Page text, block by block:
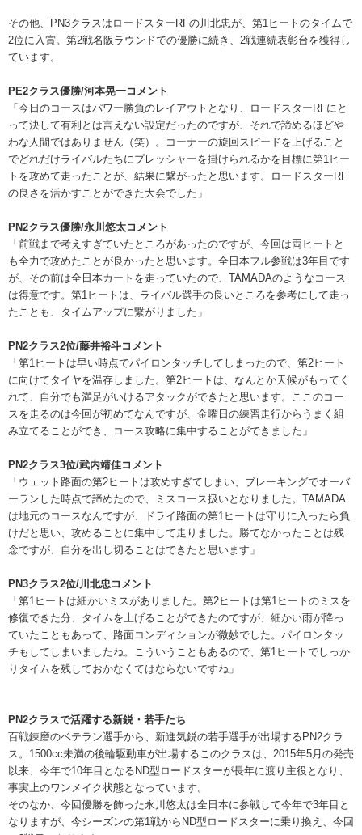
その他、PN3クラスはロードスターRFの川北忠が、第1ヒートのタイムで
2位に入賞。第2戦名阪ラウンドでの優勝に続き、2戦連続表彰台を獲得し
ています。
PE2クラス優勝/河本晃一コメント
「今日のコースはパワー勝負のレイアウトとなり、ロードスターRFにと
って決して有利とは言えない設定だったのですが、それで諦めるほどや
わな人間ではありません（笑）。コーナーの旋回スピードを上げること
でどれだけライバルたちにプレッシャーを掛けられるかを目標に第1ヒー
トを攻めて走ったことが、結果に繋がったと思います。ロードスターRF
の良さを活かすことができた大会でした」
PN2クラス優勝/永川悠太コメント
「前戦まで考えすぎていたところがあったのですが、今回は両ヒートと
も全力で攻めたことが良かったと思います。全日本フル参戦は3年目です
が、その前は全日本カートを走っていたので、TAMADAのようなコース
は得意です。第1ヒートは、ライバル選手の良いところを参考にして走っ
たことも、タイムアップに繋がりました」
PN2クラス2位/藤井裕斗コメント
「第1ヒートは早い時点でパイロンタッチしてしまったので、第2ヒート
に向けてタイヤを温存しました。第2ヒートは、なんとか天候がもってく
れて、自分でも満足がいけるアタックができたと思います。ここのコー
スを走るのは今回が初めてなんですが、金曜日の練習走行からうまく組
み立てることができ、コース攻略に集中することができました」
PN2クラス3位/武内靖佳コメント
「ウェット路面の第2ヒートは攻めすぎてしまい、ブレーキングでオーバ
ーランした時点で諦めたので、ミスコース扱いとなりました。TAMADA
は地元のコースなんですが、ドライ路面の第1ヒートは守りに入ったら負
けだと思い、攻めることに集中して走りました。勝てなかったことは残
念ですが、自分を出し切ることはできたと思います」
PN3クラス2位/川北忠コメント
「第1ヒートは細かいミスがありました。第2ヒートは第1ヒートのミスを
修復できた分、タイムを上げることができたのですが、細かい雨が降っ
ていたこともあって、路面コンディションが微妙でした。パイロンタッ
チもしてしまいましたね。こういうこともあるので、第1ヒートでしっか
りタイムを残しておかなくてはならないですね」
PN2クラスで活躍する新鋭・若手たち
百戦錬磨のベテラン選手から、新進気鋭の若手選手が出場するPN2クラ
ス。1500cc未満の後輪駆動車が出場するこのクラスは、2015年5月の発売
以来、今年で10年目となるND型ロードスターが長年に渡り主役となり、
事実上のワンメイク状態となっています。
そのなか、今回優勝を飾った永川悠太は全日本に参戦して今年で3年目と
なりますが、今シーズンの第1戦からND型ロードスターに乗り換え、今回